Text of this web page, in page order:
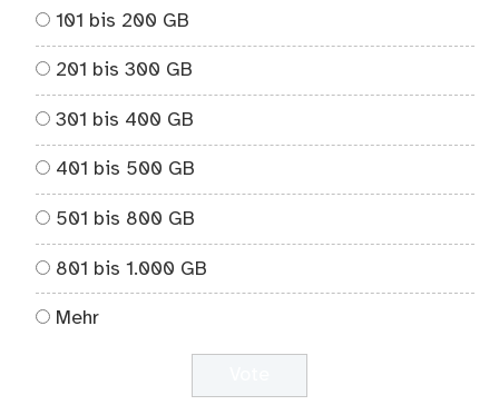
101 bis 200 GB
201 bis 300 GB
301 bis 400 GB
401 bis 500 GB
501 bis 800 GB
801 bis 1.000 GB
Mehr